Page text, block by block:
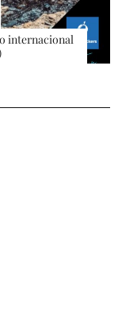
internacional